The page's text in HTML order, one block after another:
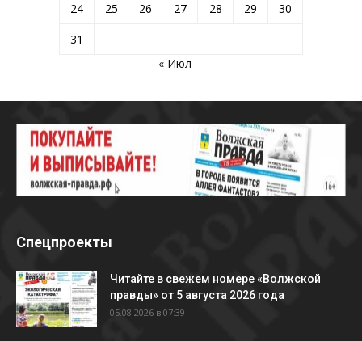
24
25 26 27 28 29
30
31
« Июл
Спецпроекты
Читайте в свежем номере «Волжской
правды» от 5 августа 2026 года
05.08.2026 в 07:39